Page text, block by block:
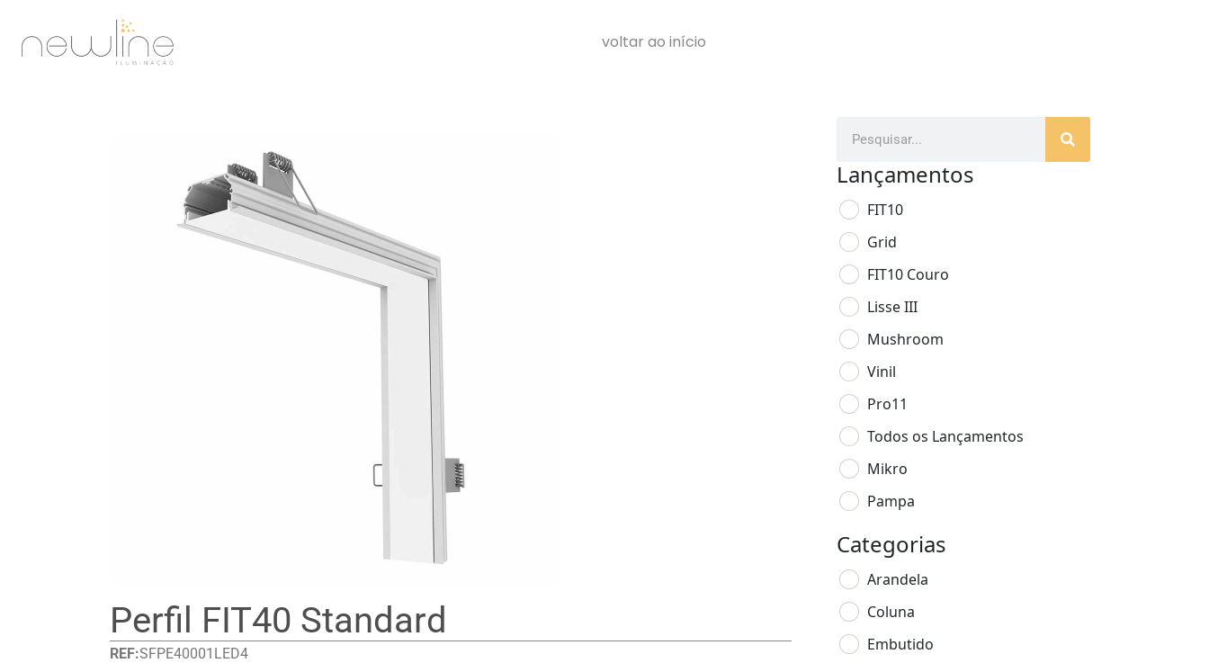
voltar ao início
Perfil FIT40 Standard
REF:SFPE40001LED4
Lançamentos
FIT10
Grid
FIT10 Couro
Lisse III
Mushroom
Vinil
Pro11
Todos os Lançamentos
Mikro
Pampa
Categorias
Arandela
Coluna
Embutido